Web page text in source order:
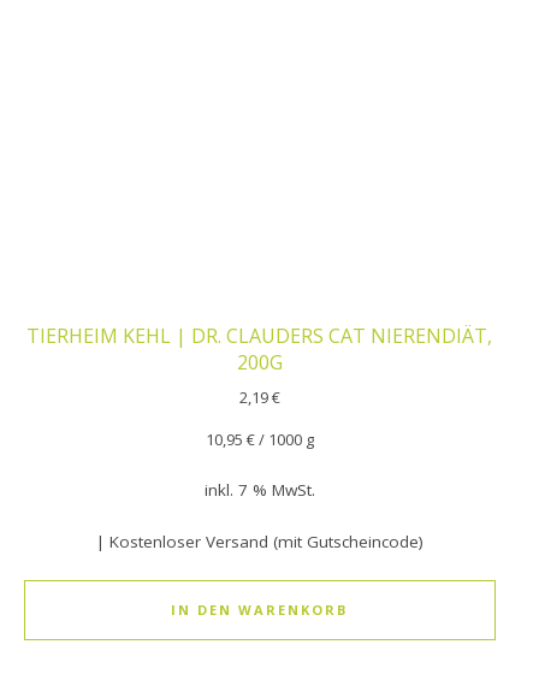
TIERHEIM KEHL | DR. CLAUDERS CAT NIERENDIÄT,
200G
2,19€
10,95 €/ 1000 g
inkl. 7 % MwSt.
| Kostenloser Versand (mit Gutscheincode)
IN DEN WARENKORB